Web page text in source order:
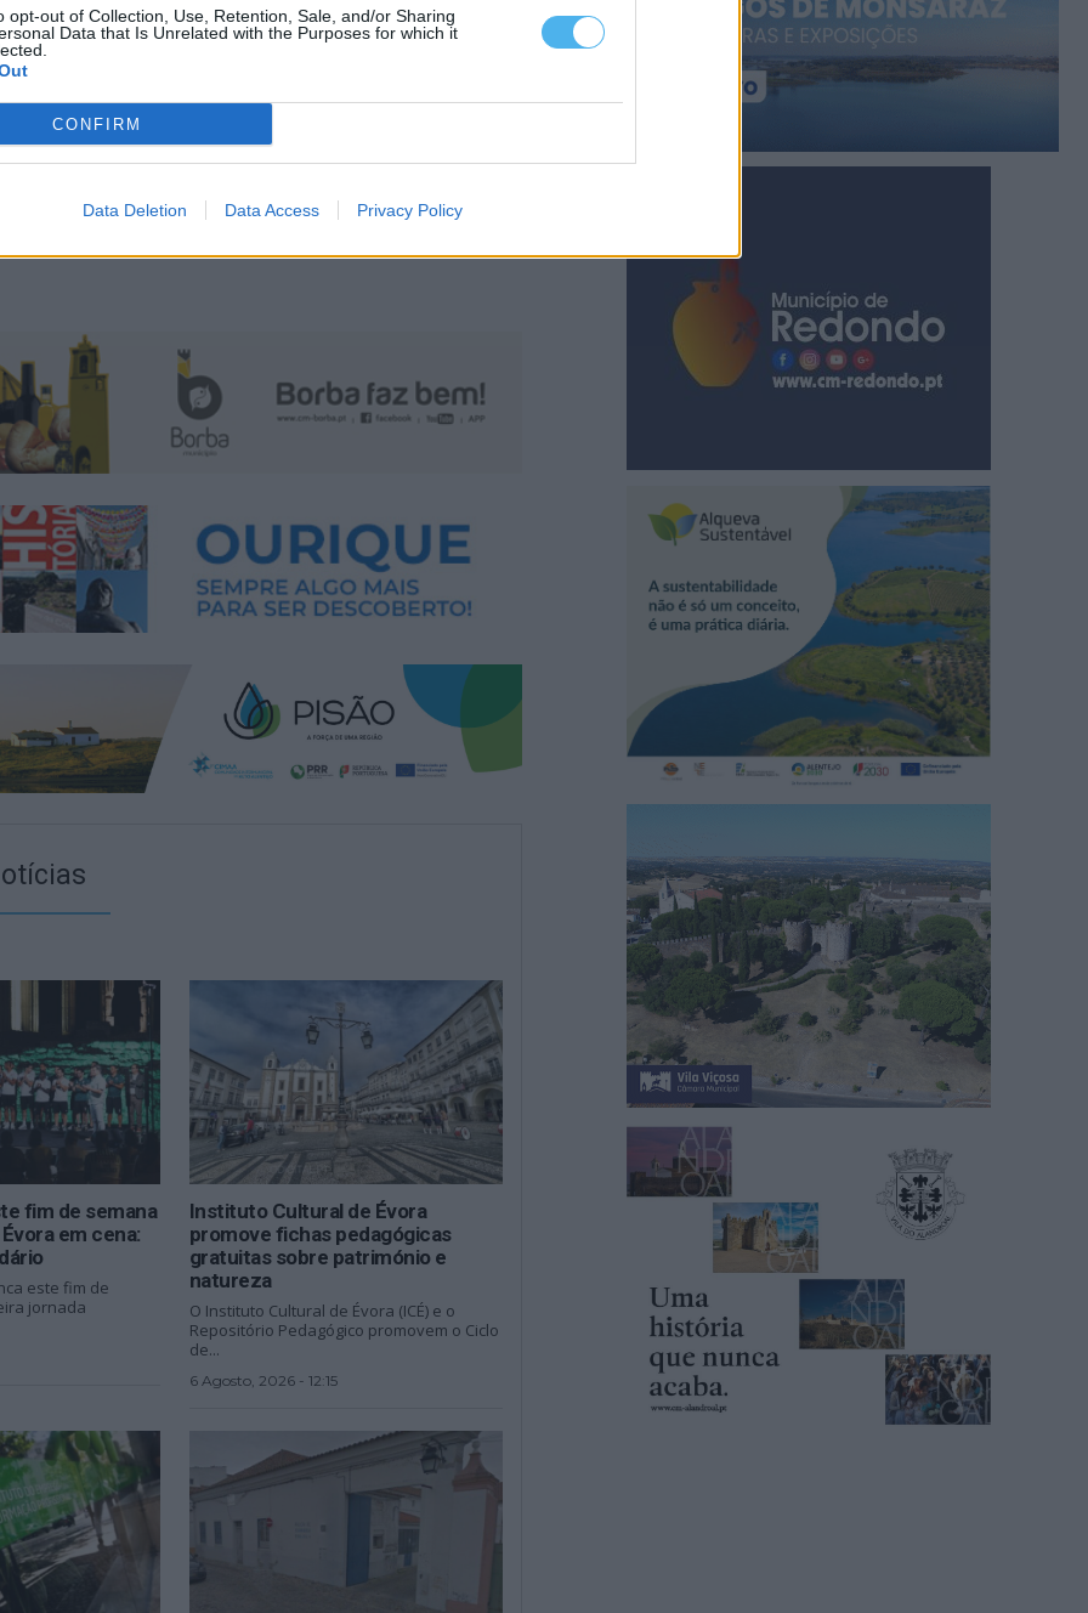
opt-out of Collection, Use, Retention, Sale, and/or Sharing
Data that Is Unrelated with the Purposes for which it
CONFIRM
Data Deletion Data Access Privacy Policy
fim de semana
em cena:
este fim de
jornada
Instituto Cultural de Évora
promove fichas pedagógicas
gratuitas sobre património e
natureza
O Instituto Cultural de Évora (ICÉ) e o
Repositório Pedagógico promovem o Ciclo
de...
6 Agosto, 2026 - 12:15